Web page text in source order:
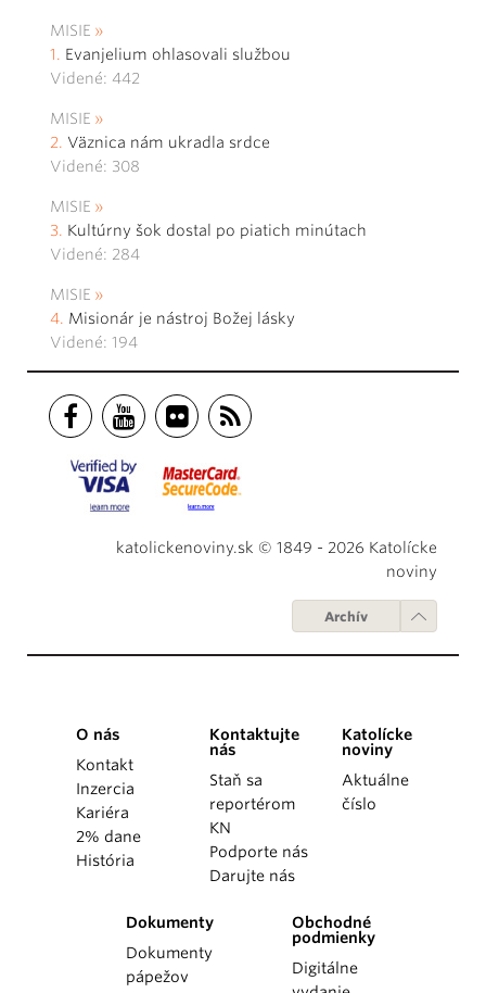
MISIE
Evanjelium ohlasovali službou
Videné: 442
MISIE
Väznica nám ukradla srdce
Videné: 308
MISIE
Kultúrny šok dostal po piatich minútach
Videné: 284
MISIE
Misionár je nástroj Božej lásky
Videné: 194
katolickenoviny.sk © 1849 - 2026 Katolícke
noviny
Archív
O nás
Kontakt
Inzercia
Kariéra
2% dane
História
Kontaktujte
nás
Staň sa
reportérom
KN
Podporte nás
Darujte nás
Katolícke
noviny
Aktuálne
číslo
Dokumenty
Dokumenty
pápežov
Obchodné
podmienky
Digitálne